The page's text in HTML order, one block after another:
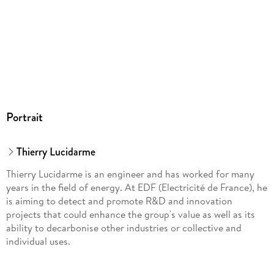
Portrait
Thierry Lucidarme
Thierry Lucidarme is an engineer and has worked for many
years in the field of energy. At EDF (Electricité de France), he
is aiming to detect and promote R&D and innovation
projects that could enhance the group's value as well as its
ability to decarbonise other industries or collective and
individual uses.